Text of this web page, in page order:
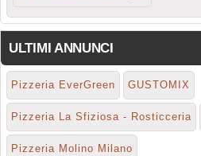
ULTIMI ANNUNCI
Pizzeria EverGreen GUSTOMIX
Pizzeria La Sfiziosa - Rosticceria
Pizzeria Molino Milano